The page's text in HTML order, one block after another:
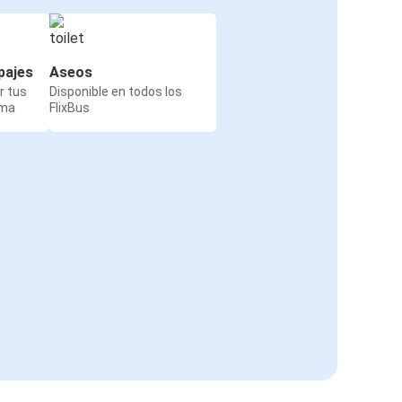
tus
Aseos
Disponible en todos los
FlixBus